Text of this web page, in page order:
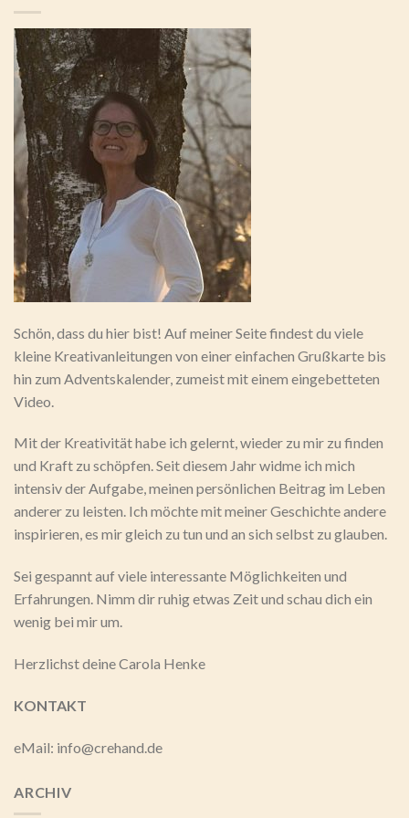
Schön, dass du hier bist! Auf meiner Seite findest du viele
kleine Kreativanleitungen von einer einfachen Grußkarte bis
hin zum Adventskalender, zumeist mit einem eingebetteten
Video.
Mit der Kreativität habe ich gelernt, wieder zu mir zu finden
und Kraft zu schöpfen. Seit diesem Jahr widme ich mich
intensiv der Aufgabe, meinen persönlichen Beitrag im Leben
anderer zu leisten. Ich möchte mit meiner Geschichte andere
inspirieren, es mir gleich zu tun und an sich selbst zu glauben.
Sei gespannt auf viele interessante Möglichkeiten und
Erfahrungen. Nimm dir ruhig etwas Zeit und schau dich ein
wenig bei mir um.
Herzlichst deine Carola Henke
KONTAKT
eMail: info@crehand.de
ARCHIV